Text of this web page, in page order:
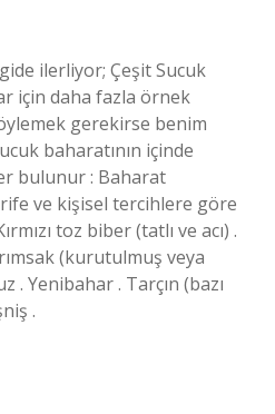
ilerliyor; Çeşit Sucuk
için daha fazla örnek
gerekirse benim
baharatının içinde
bulunur : Baharat
ve kişisel tercihlere göre
toz biber (tatlı ve acı) .
(kurutulmuş veya
. Yenibahar . Tarçın (bazı
.